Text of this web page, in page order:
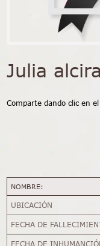
Julia
Comparte dando clic en el
NOMBRE:
UBICACIÓN
FECHA DE
FECHA DE